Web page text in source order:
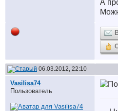
А
06.03.2012, 22:10
Vasilisa74
Пользователь